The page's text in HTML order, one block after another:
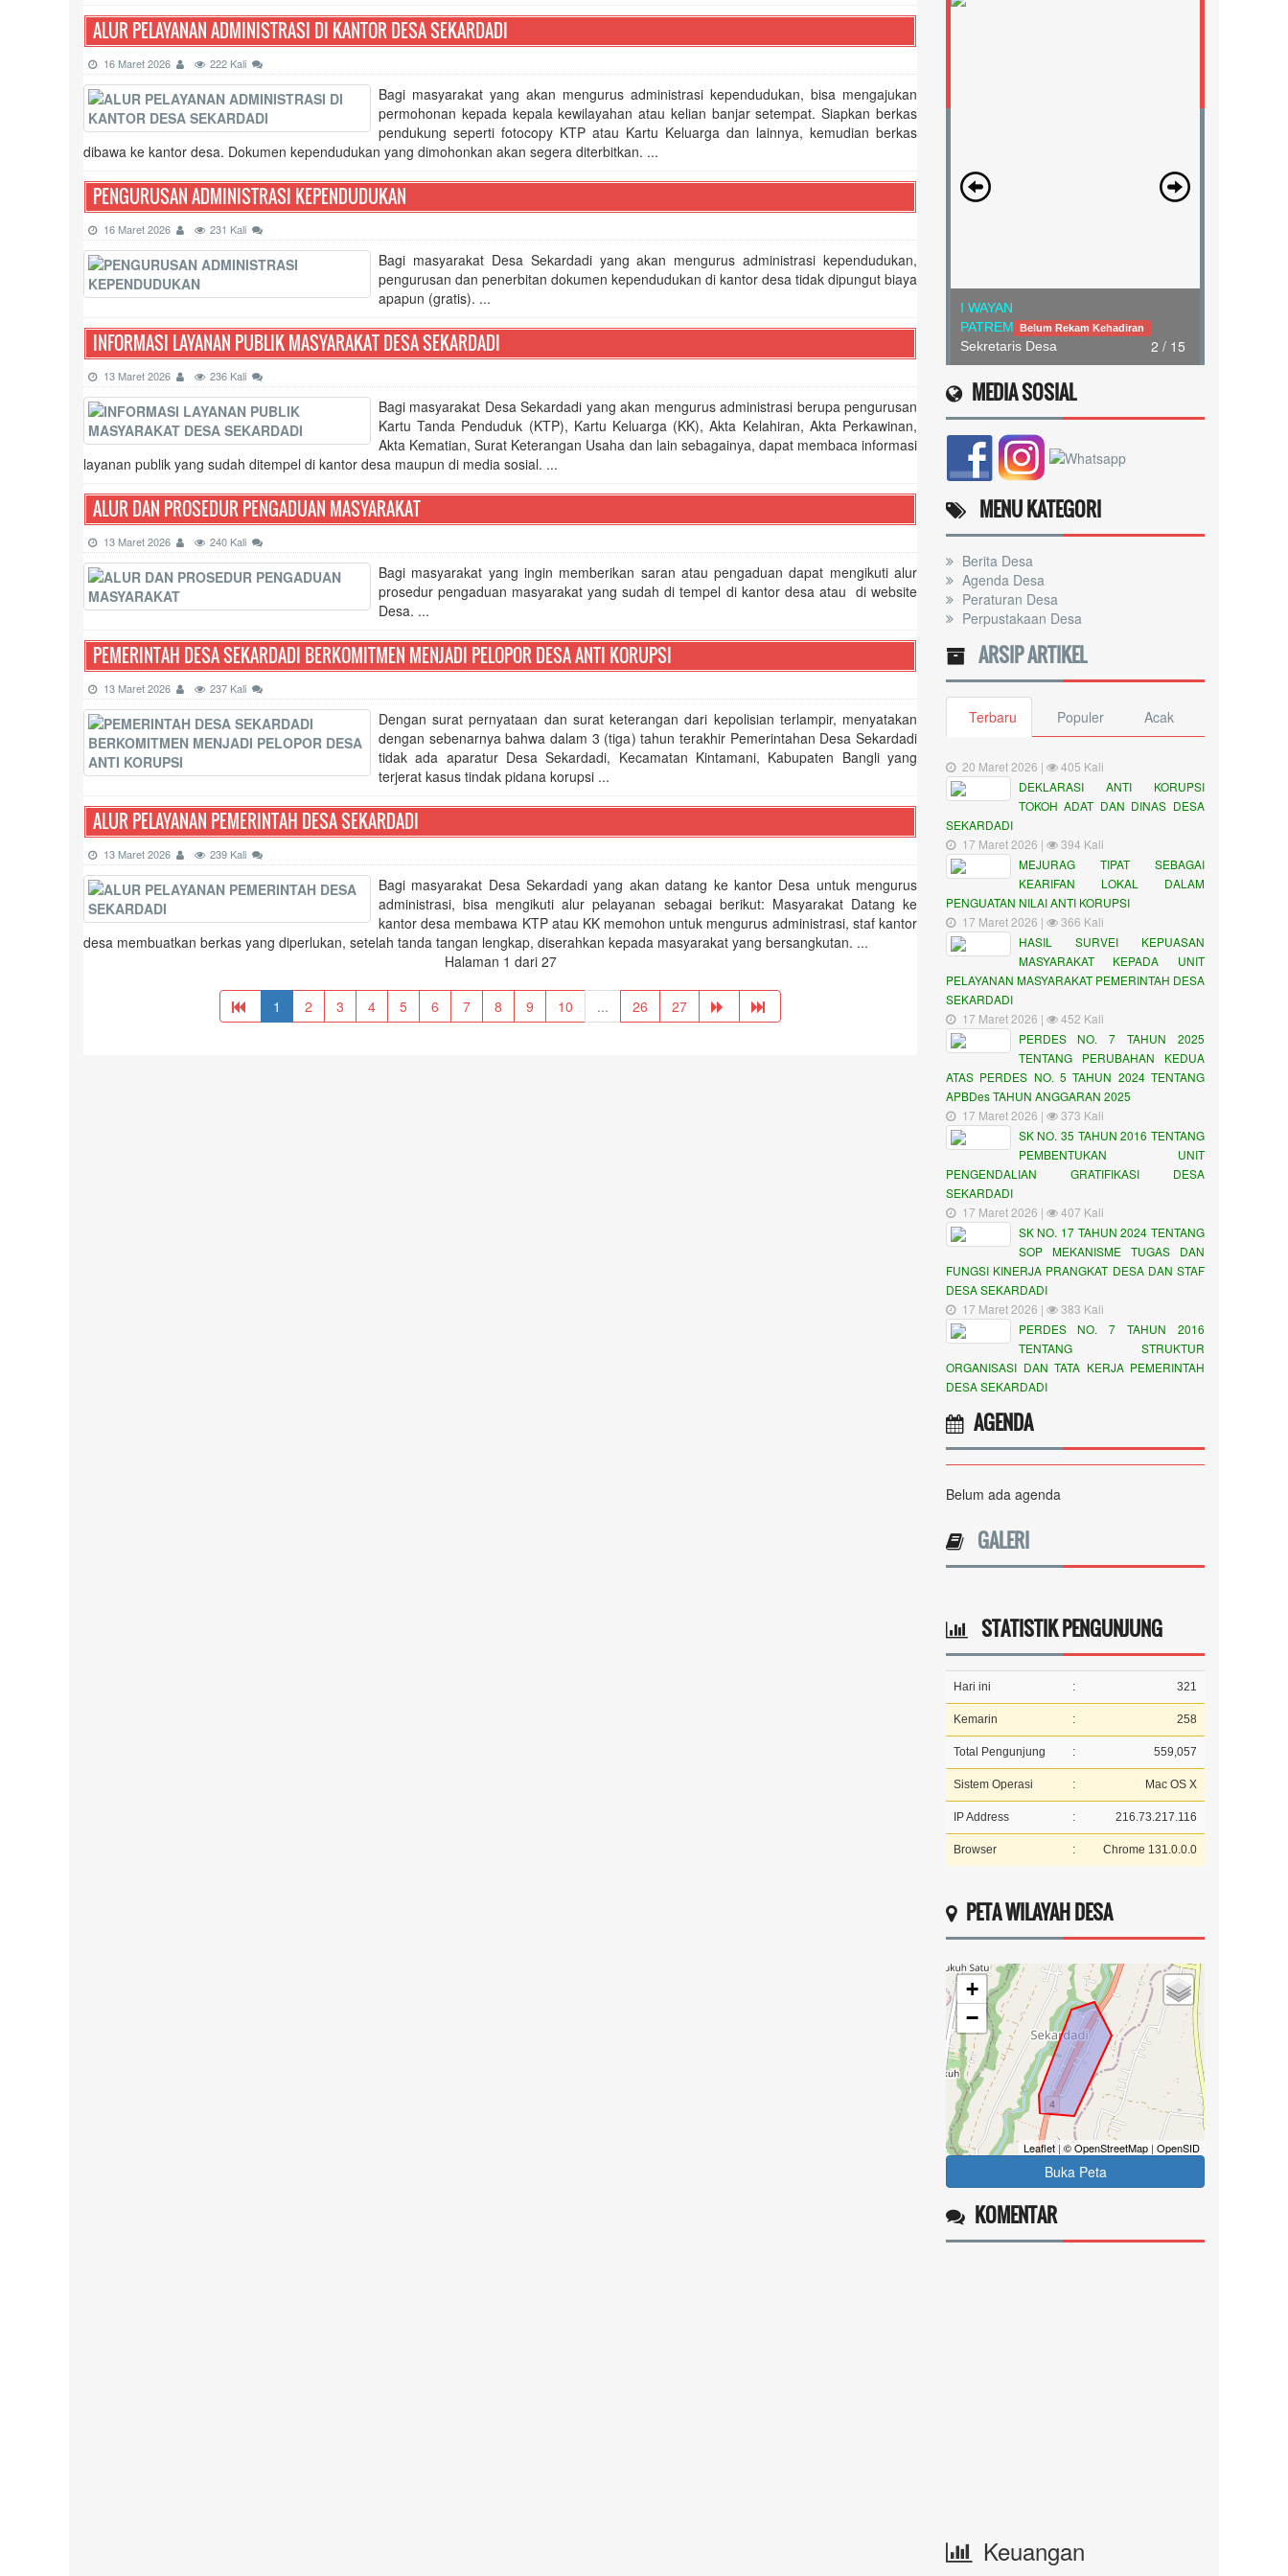
ALUR PELAYANAN ADMINISTRASI DI KANTOR DESA SEKARDADI
16 Maret 2026 222 Kali
Bagi masyarakat yang akan mengurus administrasi kependudukan, bisa mengajukan
permohonan kepada kepala kewilayahan atau kelian banjar setempat. Siapkan berkas
pendukung seperti fotocopy KTP atau Kartu Keluarga dan lainnya, kemudian berkas
dibawa ke kantor desa. Dokumen kependudukan yang dimohonkan akan segera diterbitkan. ...
PENGURUSAN ADMINISTRASI KEPENDUDUKAN
16 Maret 2026 231 Kali
Bagi masyarakat Desa Sekardadi yang akan mengurus administrasi kependudukan,
pengurusan dan penerbitan dokumen kependudukan di kantor desa tidak dipungut biaya
apapun (gratis). ...
INFORMASI LAYANAN PUBLIK MASYARAKAT DESA SEKARDADI
13 Maret 2026 236 Kali
Bagi masyarakat Desa Sekardadi yang akan mengurus administrasi berupa pengurusan
Kartu Tanda Penduduk (KTP), Kartu Keluarga (KK), Akta Kelahiran, Akta Perkawinan,
Akta Kematian, Surat Keterangan Usaha dan lain sebagainya, dapat membaca informasi
layanan publik yang sudah ditempel di kantor desa maupun di media sosial. ...
ALUR DAN PROSEDUR PENGADUAN MASYARAKAT
13 Maret 2026 240 Kali
Bagi masyarakat yang ingin memberikan saran atau pengaduan dapat mengikuti alur
prosedur pengaduan masyarakat yang sudah di tempel di kantor desa atau di website
Desa. ...
PEMERINTAH DESA SEKARDADI BERKOMITMEN MENJADI PELOPOR DESA ANTI KORUPSI
13 Maret 2026 237 Kali
Dengan surat pernyataan dan surat keterangan dari kepolisian terlampir, menyatakan
dengan sebenarnya bahwa dalam 3 (tiga) tahun terakhir Pemerintahan Desa Sekardadi
tidak ada aparatur Desa Sekardadi, Kecamatan Kintamani, Kabupaten Bangli yang
terjerat kasus tindak pidana korupsi ...
ALUR PELAYANAN PEMERINTAH DESA SEKARDADI
13 Maret 2026 239 Kali
Bagi masyarakat Desa Sekardadi yang akan datang ke kantor Desa untuk mengurus
administrasi, bisa mengikuti alur pelayanan sebagai berikut: Masyarakat Datang ke
kantor desa membawa KTP atau KK memohon untuk mengurus administrasi, staf kantor
desa membuatkan berkas yang diperlukan, setelah tanda tangan lengkap, diserahkan kepada masyarakat yang bersangkutan. ...
Halaman 1 dari 27
1 2 3 4 5 6 7 8 9 10 ... 26 27
3 / 15
I WAYAN
WIDANA Belum Rekam Kehadiran
Kadus Br. Pule
MEDIA SOSIAL
MENU KATEGORI
Berita Desa
Agenda Desa
Peraturan Desa
Perpustakaan Desa
ARSIP ARTIKEL
Terbaru Populer Acak
20 Maret 2026 |
405 Kali
DEKLARASI ANTI KORUPSI
TOKOH ADAT DAN DINAS DESA
SEKARDADI
17 Maret 2026 |
394 Kali
MEJURAG TIPAT SEBAGAI
KEARIFAN LOKAL DALAM
PENGUATAN NILAI ANTI KORUPSI
17 Maret 2026 |
366 Kali
HASIL SURVEI KEPUASAN
MASYARAKAT KEPADA UNIT
PELAYANAN MASYARAKAT PEMERINTAH DESA
SEKARDADI
17 Maret 2026 |
452 Kali
PERDES NO. 7 TAHUN 2025
TENTANG PERUBAHAN KEDUA
ATAS PERDES NO. 5 TAHUN 2024 TENTANG
APBDes TAHUN ANGGARAN 2025
17 Maret 2026 |
373 Kali
SK NO. 35 TAHUN 2016 TENTANG
PEMBENTUKAN UNIT
PENGENDALIAN GRATIFIKASI DESA
SEKARDADI
17 Maret 2026 |
407 Kali
SK NO. 17 TAHUN 2024 TENTANG
SOP MEKANISME TUGAS DAN
FUNGSI KINERJA PRANGKAT DESA DAN STAF
DESA SEKARDADI
17 Maret 2026 |
383 Kali
PERDES NO. 7 TAHUN 2016
TENTANG STRUKTUR
ORGANISASI DAN TATA KERJA PEMERINTAH
DESA SEKARDADI
AGENDA
Belum ada agenda
GALERI
STATISTIK PENGUNJUNG
Hari ini : 321
Kemarin : 258
Total Pengunjung : 559,057
Sistem Operasi : Mac OS X
IP Address : 216.73.217.116
Browser : Chrome 131.0.0.0
PETA WILAYAH DESA
+
−
Leaflet| © OpenStreetMap | OpenSID
Buka Peta
KOMENTAR
Keuangan